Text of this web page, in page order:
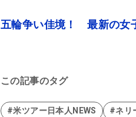
五輪争い佳境！ 最新の女
この記事のタグ
#米ツアー日本人NEWS #ネリ